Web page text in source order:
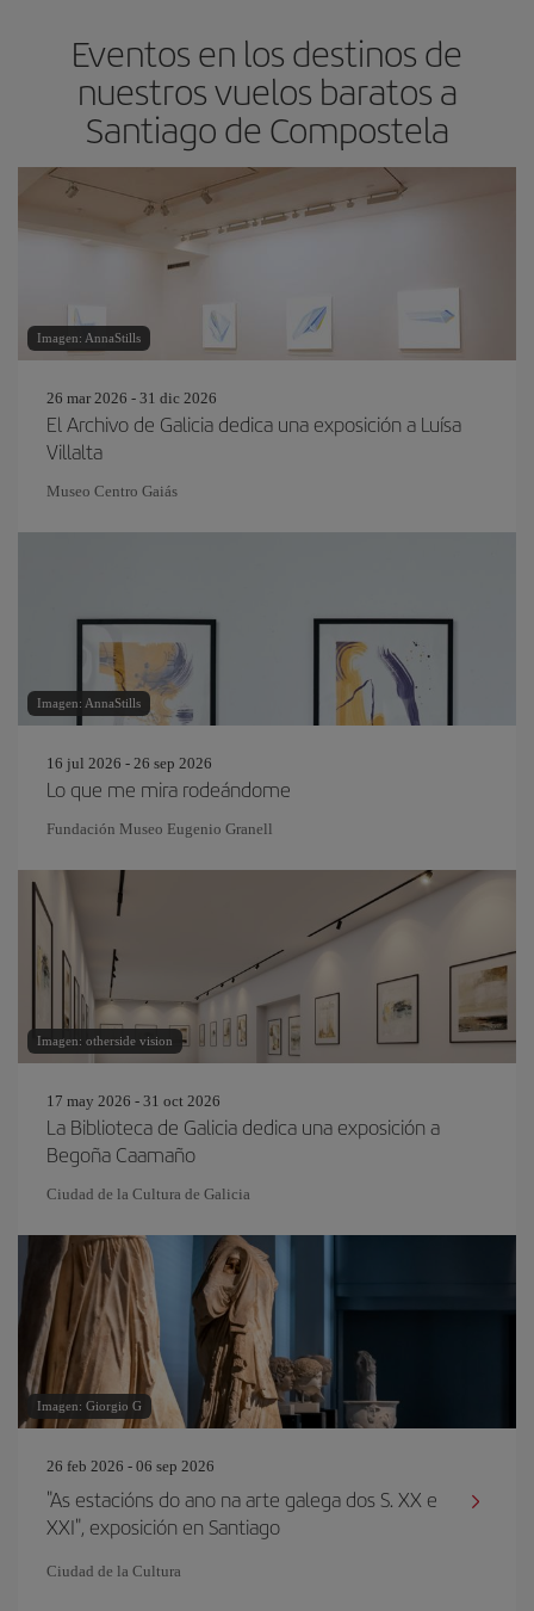
Eventos en los destinos de
nuestros vuelos baratos a
Santiago de Compostela
Imagen: AnnaStills
26 mar 2026 - 31 dic 2026
El Archivo de Galicia dedica una exposición a Luísa
Villalta
Museo Centro Gaiás
Imagen: AnnaStills
16 jul 2026 - 26 sep 2026
Lo que me mira rodeándome
Fundación Museo Eugenio Granell
Imagen: otherside vision
17 may 2026 - 31 oct 2026
La Biblioteca de Galicia dedica una exposición a
Begoña Caamaño
Ciudad de la Cultura de Galicia
Imagen: Giorgio G
26 feb 2026 - 06 sep 2026
"As estacións do ano na arte galega dos S. XX e
XXI", exposición en Santiago
Ciudad de la Cultura